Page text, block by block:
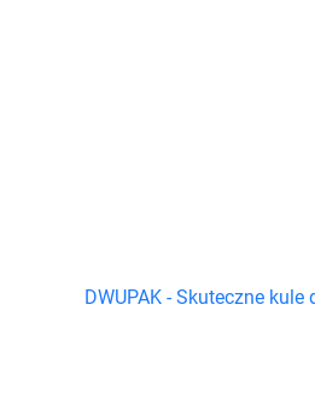
DWUPAK - Skuteczne